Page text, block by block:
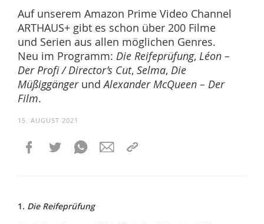
Auf unserem Amazon Prime Video Channel
ARTHAUS+ gibt es schon über 200 Filme
und Serien aus allen möglichen Genres.
Neu im Programm: Die Reifeprüfung, Léon –
Der Profi / Director’s Cut, Selma, Die
MüßiggängerundAlexander McQueen – Der
Film.
15. AUGUST 2021
1. Die Reifeprüfung